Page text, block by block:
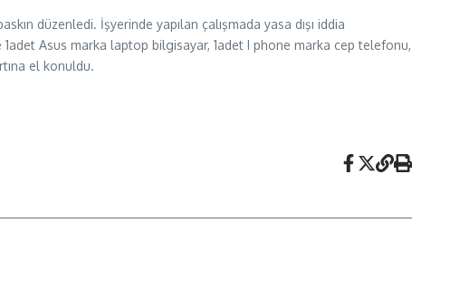
düzenledi. İşyerinde yapılan çalışmada yasa dışı iddia
1adet Asus marka laptop bilgisayar, 1adet I phone marka cep telefonu,
el konuldu.